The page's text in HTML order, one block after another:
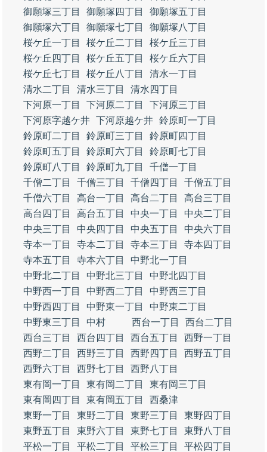
御願塚三丁目
御願塚四丁目
御願塚五丁目
御願塚六丁目
御願塚七丁目
御願塚八丁目
桜ケ丘一丁目
桜ケ丘二丁目
桜ケ丘三丁目
桜ケ丘四丁目
桜ケ丘五丁目
桜ケ丘六丁目
桜ケ丘七丁目
桜ケ丘八丁目
清水一丁目
清水二丁目
清水三丁目
清水四丁目
下河原一丁目
下河原二丁目
下河原三丁目
下河原字越ケ井 下河原越ケ井 鈴原町一丁目
鈴原町二丁目
鈴原町三丁目
鈴原町四丁目
鈴原町五丁目
鈴原町六丁目
鈴原町七丁目
鈴原町八丁目
鈴原町九丁目
千僧一丁目
千僧二丁目
千僧三丁目 千僧四丁目
千僧五丁目
千僧六丁目
高台一丁目 高台二丁目
高台三丁目
高台四丁目
高台五丁目 中央一丁目
中央二丁目
中央三丁目
中央四丁目 中央五丁目
中央六丁目
寺本一丁目
寺本二丁目 寺本三丁目
寺本四丁目
寺本五丁目
寺本六丁目
中野北一丁目
中野北二丁目
中野北三丁目
中野北四丁目
中野西一丁目
中野西二丁目
中野西三丁目
中野西四丁目
中野東一丁目
中野東二丁目
中野東三丁目
中村 西台一丁目
西台二丁目
西台三丁目
西台四丁目 西台五丁目
西野一丁目
西野二丁目
西野三丁目 西野四丁目
西野五丁目
西野六丁目
西野七丁目
西野八丁目
東有岡一丁目
東有岡二丁目
東有岡三丁目
東有岡四丁目
東有岡五丁目
西桑津
東野一丁目
東野二丁目 東野三丁目
東野四丁目
東野五丁目
東野六丁目 東野七丁目
東野八丁目
平松一丁目
平松二丁目 平松三丁目
平松四丁目